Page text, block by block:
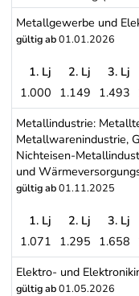
Metallgewerbe und
gültig ab01.01.2026
Metallgewerbe und
1. Lj 2. Lj 3. Lj
1.000 1.149 1.493
Metallindustrie:
Metallwarenindustrie,
Nichteisen-
und
gültig ab01.11.2025
Metallindustrie:
1. Lj 2. Lj 3. Lj
1.071 1.295 1.658
Elektro- und
gültig ab01.05.2026